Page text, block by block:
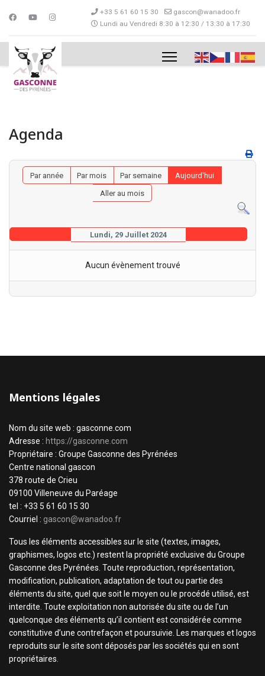
+33 5 61 60 15 30
gascon@wanadoo.fr
Lundi au Vendredi 8:30 à 12:30 / 13:30 à 17:30
Agenda
Par année Par mois Par semaine
Aujourd'hui
Aller au mois
Lundi, 29 Juillet 2024
Aucun évènement trouvé
Mentions légales
Nom du site web : gasconne.com
Adresse : https://gasconne.com
Propriétaire : Groupe Gasconne des Pyrénées
Centre national gascon
378 route de Crieu
09100 Villeneuve du Paréage
tel : +33 5 61 60 15 30
Courriel : gascon@wanadoo.fr
Tous les éléments accessibles sur le site (textes, images,
graphismes, logos etc.) restent la propriété exclusive du Groupe
Gasconne des Pyrénées. Toute reproduction, représentation,
modification, publication, adaptation de tout ou partie des
éléments du site, quel que soit le moyen ou le procédé utilisé, est
interdite. Toute exploitation non autorisée du site ou de l’un
quelconque des éléments qu’il contient est considérée comme
constitutive d’une contrefaçon et poursuivie. Les marques et logos
reproduits sur le site sont déposés par les sociétés qui en sont
propriétaires.